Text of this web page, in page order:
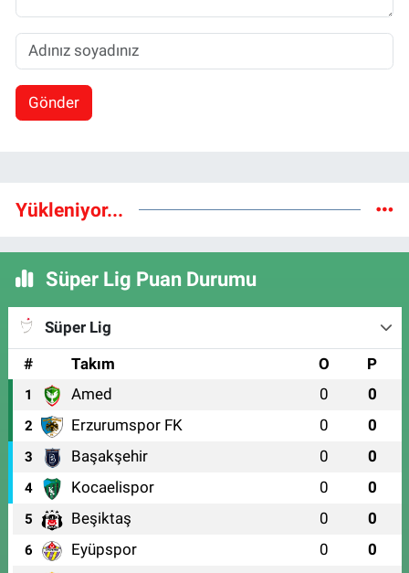
Gönder
Yükleniyor...
Süper Lig Puan Durumu
Süper Lig
#
Takım O P
1 Amed 0 0
2 Erzurumspor FK 0 0
3 Başakşehir 0 0
4 Kocaelispor 0 0
5 Beşiktaş 0 0
6 Eyüpspor 0 0